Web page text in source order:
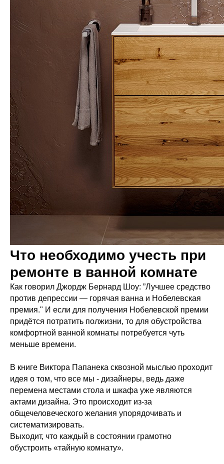
Что необходимо учесть при
ремонте в ванной комнате
Как говорил Джордж Бернард Шоу: ”Лучшее средство
против депрессии — горячая ванна и Нобелевская
премия." И если для получения Нобелевской премии
придётся потратить полжизни, то для обустройства
комфортной ванной комнаты потребуется чуть
меньше времени.
В книге Виктора Папанека сквозной мыслью проходит
идея о том, что все мы - дизайнеры, ведь даже
перемена местами стола и шкафа уже являются
актами дизайна. Это происходит из-за
общечеловеческого желания упорядочивать и
систематизировать.
Выходит, что каждый в состоянии грамотно
обустроить «тайную комнату».